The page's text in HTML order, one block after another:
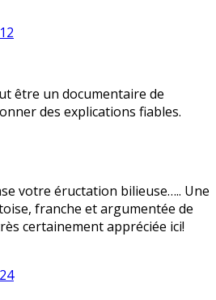
être un documentaire de
des explications fiables.
votre éructation bilieuse….. Une
franche et argumentée de
certainement appréciée ici!